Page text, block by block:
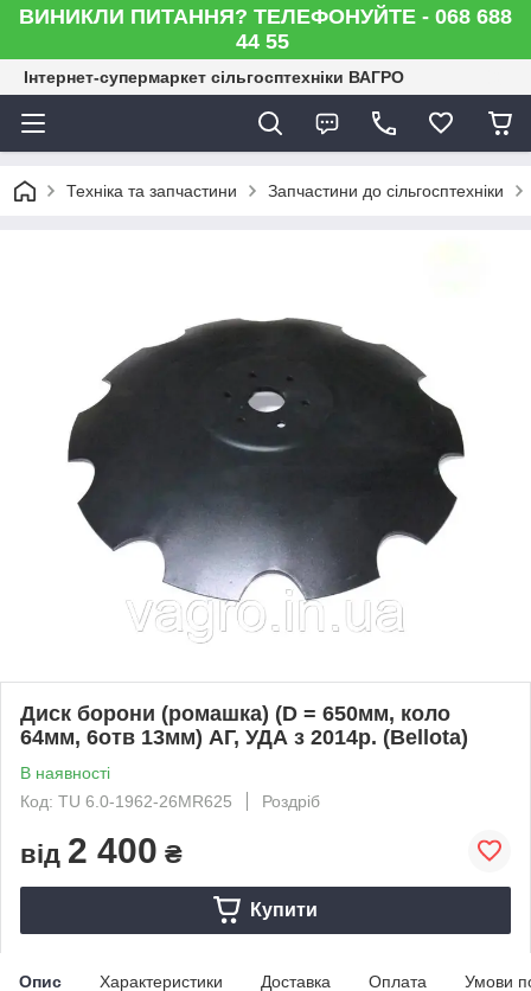
ВИНИКЛИ ПИТАННЯ? ТЕЛЕФОНУЙТЕ - 068 688
44 55
Інтернет-супермаркет сільгосптехніки ВАГРО
Техніка та запчастини Запчастини до сільгосптехніки
Диск борони (ромашка) (D = 650мм, коло
64мм, 6отв 13мм) АГ, УДА з 2014р. (Bellota)
В наявності
Код: TU 6.0-1962-26MR625
Роздріб
від 2 400 ₴
Купити
Опис Характеристики Доставка Оплата Умови